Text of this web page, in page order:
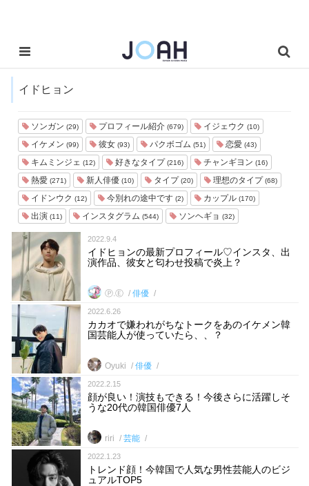
イドヒョン
ソンガン (29) プロフィール紹介 (679) イジェウク (10)
イケメン (99) 彼女 (93) パクボゴム (51) 恋愛 (43)
キムミンジェ (12) 好きなタイプ(216) チャンギヨン (16)
熱愛 (271) 新人俳優 (10) タイプ(20) 理想のタイプ(68)
イドンウク (12) 今別れの途中です (2) カップル (170)
出演 (11) インスタグラム (544) ソンヘギョ (32)
2022.9.4
イドヒョンの最新プロフィール♡インスタ、出
演作品、彼女と匂わせ投稿で炎上？
Ⓟ.Ⓔ 俳優
2022.6.26
カカオで嫌われがちなトークをあのイケメン韓
国芸能人が使っていたら、、？
Oyuki 俳優
2022.2.15
顔が良い！演技もできる！今後さらに活躍しそ
うな20代の韓国俳優7人
riri 芸能
2022.1.23
トレンド顔！今韓国で人気な男性芸能人のビジ
ュアルTOP5